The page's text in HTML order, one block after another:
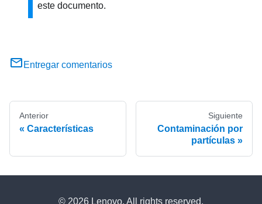
este documento.
Entregar comentarios
Anterior
Características
Siguiente
Contaminación por
partículas
© 2026 Lenovo. All rights reserved.